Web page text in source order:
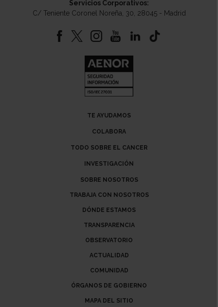
Servicios Corporativos:
C/ Teniente Coronel Noreña, 30, 28045 - Madrid
TE AYUDAMOS
COLABORA
TODO SOBRE EL CANCER
INVESTIGACIÓN
SOBRE NOSOTROS
TRABAJA CON NOSOTROS
DÓNDE ESTAMOS
TRANSPARENCIA
OBSERVATORIO
ACTUALIDAD
COMUNIDAD
ÓRGANOS DE GOBIERNO
MAPA DEL SITIO